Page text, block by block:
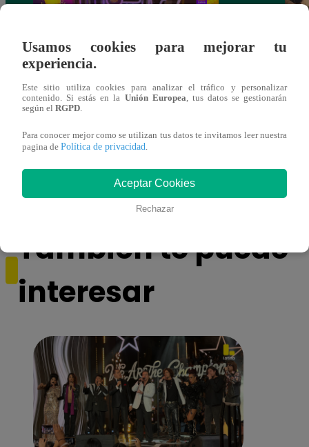
Sábados en Familia PROGRAMA
COMPLETO: Sábado 13 de enero |
LATINA
También te puede
interesar
Usamos cookies para mejorar tu
experiencia.
Este sitio utiliza cookies para analizar el tráfico y personalizar
contenido. Si estás en la Unión Europea , tus datos se gestionarán
según el RGPD
Para conocer mejor como se utilizan tus datos te invitamos leer nuestra
pagina de Política de privacidad
Aceptar Cookies
Rechazar